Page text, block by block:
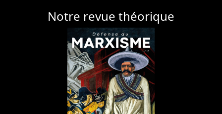
Notre revue théorique